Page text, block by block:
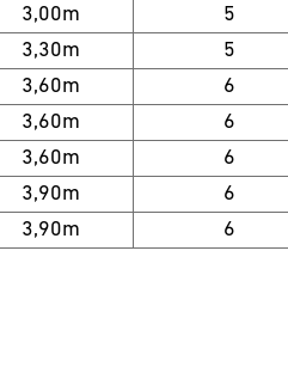
3,00m
5
3,30m
5
3,60m
6
3,60m
6
3,60m
6
3,90m
6
3,90m 6